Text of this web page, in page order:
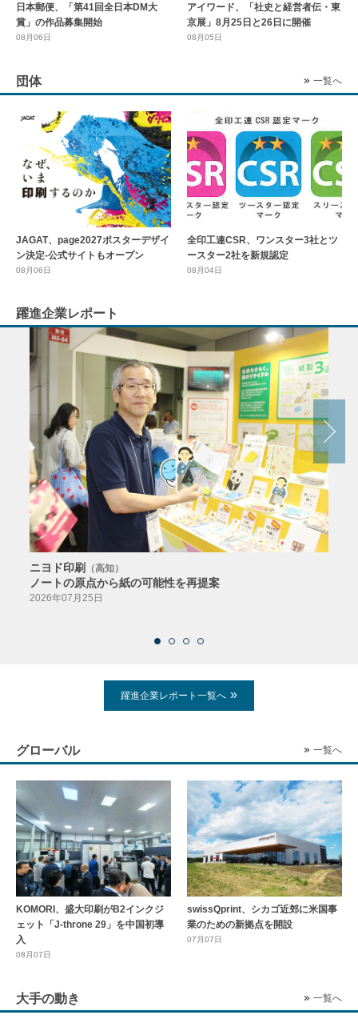
日本郵便、「第41回全日本DM大
賞」の作品募集開始
08月06日
アイワード、「社史と経営者伝・東
京展」8月25日と26日に開催
08月05日
団体 一覧へ
JAGAT、page2027ポスターデザイ
ン決定-公式サイトもオープン
08月06日
全印工連CSR、ワンスター3社とツ
ースター2社を新規認定
08月04日
躍進企業レポート
ニヨド印刷 （高知）
ノートの原点から紙の可能性を再提案
2026年07月25日
躍進企業レポート一覧へ
グローバル 一覧へ
KOMORI、盛大印刷がB2インクジ
ェット「J-throne 29」を中国初導
入
08月07日
swissQprint、シカゴ近郊に⽶国事
業のための新拠点を開設
07月07日
大手の動き 一覧へ